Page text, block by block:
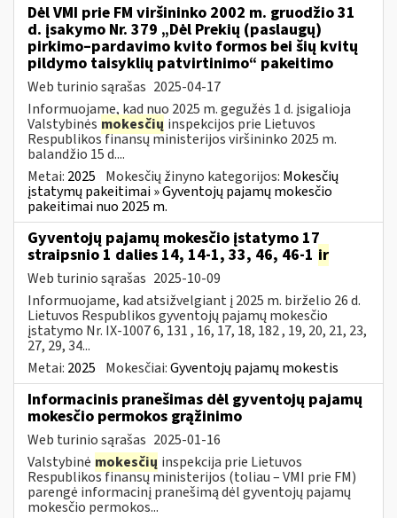
Dėl VMI prie FM viršininko 2002 m. gruodžio 31
d. įsakymo Nr. 379 „Dėl Prekių (paslaugų)
pirkimo–pardavimo kvito formos bei šių kvitų
pildymo taisyklių patvirtinimo“ pakeitimo
Web turinio sąrašas 2025-04-17
Informuojame, kad nuo 2025 m. gegužės 1 d. įsigalioja
Valstybinės mokesčių inspekcijos prie Lietuvos
Respublikos finansų ministerijos viršininko 2025 m.
balandžio 15 d....
Metai: 2025 Mokesčių žinyno kategorijos: Mokesčių
įstatymų pakeitimai » Gyventojų pajamų mokesčio
pakeitimai nuo 2025 m.
Gyventojų pajamų mokesčio įstatymo 17
straipsnio 1 dalies 14, 14-1, 33, 46, 46-1 ir
Web turinio sąrašas 2025-10-09
Informuojame, kad atsižvelgiant į 2025 m. birželio 26 d.
Lietuvos Respublikos gyventojų pajamų mokesčio
įstatymo Nr. IX-1007 6, 131 , 16, 17, 18, 182 , 19, 20, 21, 23,
27, 29, 34...
Metai: 2025 Mokesčiai:Gyventojų pajamų mokestis
Informacinis pranešimas dėl gyventojų pajamų
mokesčio permokos grąžinimo
Web turinio sąrašas 2025-01-16
Valstybinė mokesčių inspekcija prie Lietuvos
Respublikos finansų ministerijos (toliau – VMI prie FM)
parengė informacinį pranešimą dėl gyventojų pajamų
mokesčio permokos...